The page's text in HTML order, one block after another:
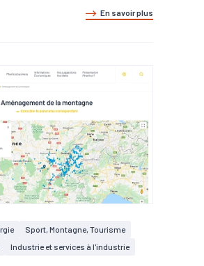
En savoir plus
Sport, Montagne, Tourisme
Industrie et services à l'industrie